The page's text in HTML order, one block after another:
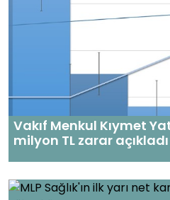
Vakıf Menkul Kıymet
milyon TL zarar açıkladı